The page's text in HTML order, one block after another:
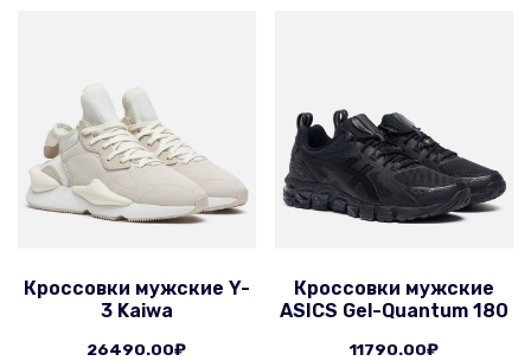
Кроссовки мужские Y-
3 Kaiwa
26490.00₽
Кроссовки мужские
ASICS Gel-Quantum 180
11790.00₽